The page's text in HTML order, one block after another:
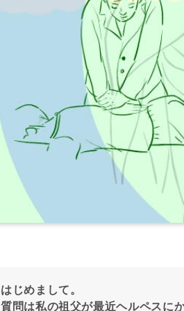
はじめまして。
質問は私の祖父が最近ヘルペスに